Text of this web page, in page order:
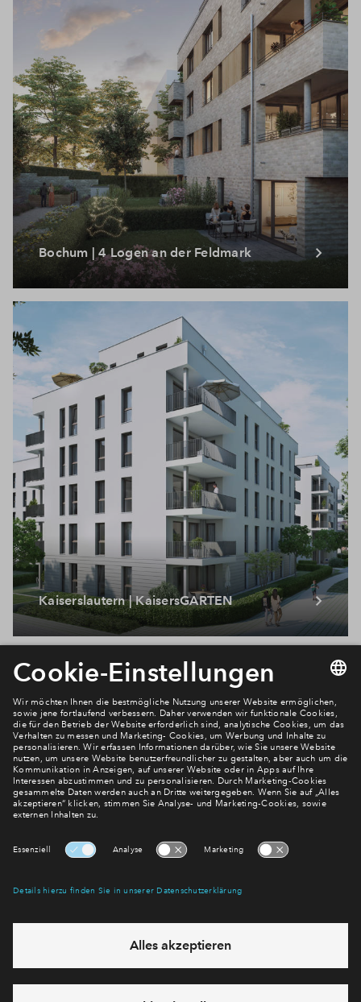
Bochum | 4 Logen an der Feldmark
Kaiserslautern | KaisersGARTEN
Newsletter Anmeldung
Verpassen Sie zu diesem Wohnprojekt keine Neuigkeiten
mehr! Wir halten Sie auf dem Laufenden – mit unserem
regelmäßig erscheinenden Newsletter informieren wir Sie
über den Stand dieses und weiterer Neubauprojekte.
Abonnieren
für unsereDatenschutzerklärung
Formular: